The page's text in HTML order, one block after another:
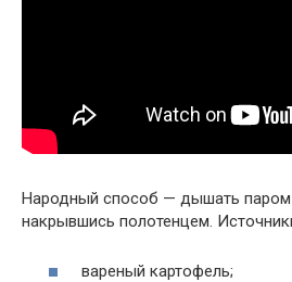
Народный способ — дышать
накрывшись полотенцем.
вареный картофель;